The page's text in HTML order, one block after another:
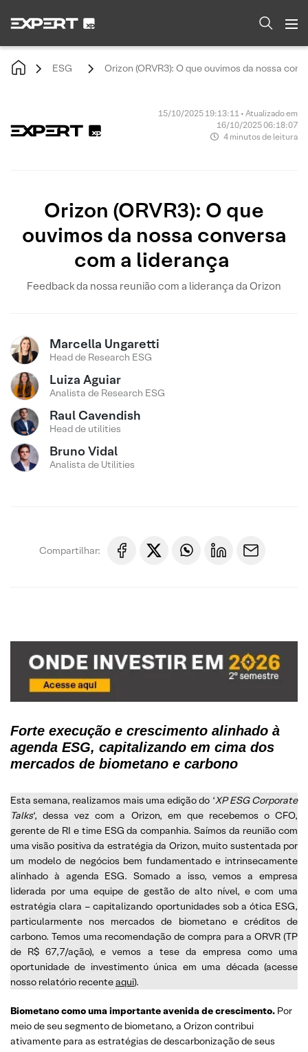
ESG Orizon (ORVR3): O que ouvimos da nossa
15/10/2025 19:13:11 • Atualizado em
16/10/2025 06:18:07
4 minutos de leitura
Orizon (ORVR3): O que
ouvimos da nossa conversa
com a liderança
Feedback da nossa reunião com a liderança da Orizon
Marcella Ungaretti
Head de Research ESG
Luiza Aguiar
Analista de Research ESG
Raul Cavendish
Head de utilities
Bruno Vidal
Analista de Utilities
Compartilhar:
Forte execução e crescimento alinhado à
agenda ESG, capitalizando em cima dos
mercados de biometano e carbono
Esta semana, realizamos mais uma edição do ‘XP ESG Corporate
Talks‘, dessa vez com a Orizon, em que recebemos o CFO,
gerente de RI e time ESG da companhia. Saímos da reunião com
uma visão positiva da estratégia da Orizon, muito sustentada por
um modelo de negócios bem fundamentado e intrinsecamente
alinhado à agenda ESG. Somado a isso, vemos a empresa
liderada por uma equipe de gestão de alto nível, e com uma
estratégia clara – capitalizando oportunidades sob a ótica ESG,
particularmente nos mercados de biometano e créditos de
carbono. Temos uma recomendação de compra para a ORVR (TP
de R$ 67,7/ação), e vemos a tese da empresa como uma
oportunidade de investimento única em uma década (acesse
nosso relatório recenteaqui).
Biometano como uma importante avenida de crescimento. Por
meio de seu segmento de biometano, a Orizon contribui
ativamente para as estratégias de descarbonização de seus